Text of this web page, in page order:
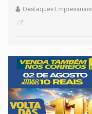
Destaques Empresariais